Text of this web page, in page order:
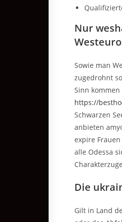
Nur
Sowie man
zugedrohnt
Sinn
https://
Schwarzen
anbieten
expire
alle Odessa
Die
Gilt in Land